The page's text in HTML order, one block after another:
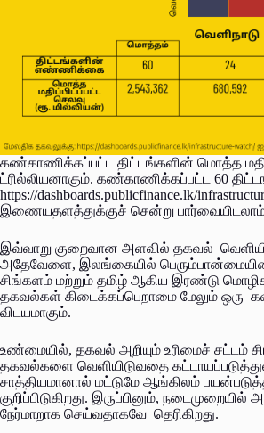
கண்காணிக்கப்பட்ட திட்டங்களின் மொத்த
ட்ரில்லியனாகும். கண்காணிக்கப்பட்ட 60
https://dashboards.publicfinance.lk/
இணையதளத்துக்குச் சென்று
இவ்வாறு குறைவான அளவில் தகவல்
அதேவேளை, இலங்கையில்
சிங்களம் மற்றும் தமிழ் ஆகிய இரண்டு
தகவல்கள் கிடைக்கப்பெறாமை மேலும் ஒரு
விடயமாகும்.
உண்மையில், தகவல் அறியும் உரிமைச் சட்டம்
தகவல்களை வெளியிடுவதை
சாத்தியமானால் மட்டுமே ஆங்கிலம்
குறிப்பிடுகிறது. இருப்பினும், நடைமுறையில்
நேர்மாறாக செய்வதாகவே தெரிகிறது.